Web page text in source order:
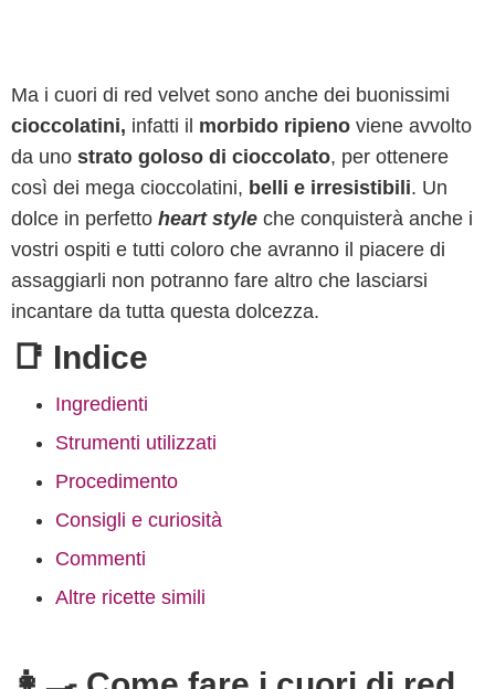
Ma i cuori di red velvet sono anche dei buonissimi
cioccolatini, infatti il morbido ripieno viene avvolto
da uno strato goloso di cioccolato, per ottenere
così dei mega cioccolatini, belli e irresistibili. Un
dolce in perfetto heart style che conquisterà anche i
vostri ospiti e tutti coloro che avranno il piacere di
assaggiarli non potranno fare altro che lasciarsi
incantare da tutta questa dolcezza.
📑 Indice
Ingredienti
Strumenti utilizzati
Procedimento
Consigli e curiosità
Commenti
Altre ricette simili